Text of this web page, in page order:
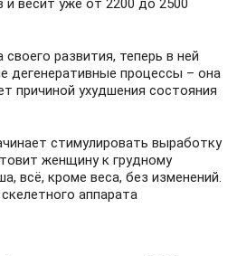
весит уже от 2200 до 2500
развития, теперь в ней
дегенеративные процессы – она
причиной ухудшения состояния
стимулировать выработку
женщину к грудному
всё, кроме веса, без изменений.
аппарата